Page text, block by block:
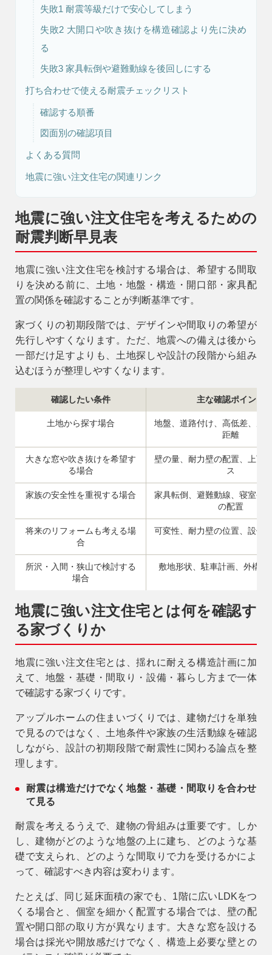
失敗1 耐震等級だけで安心してしまう
失敗2 大開口や吹き抜けを構造確認より先に決め
る
失敗3 家具転倒や避難動線を後回しにする
打ち合わせで使える耐震チェックリスト
確認する順番
図面別の確認項目
よくある質問
地震に強い注文住宅の関連リンク
地震に強い注文住宅を考えるための
耐震判断早見表
地震に強い注文住宅を検討する場合は、希望する間取
りを決める前に、土地・地盤・構造・開口部・家具配
置の関係を確認することが判断基準です。
家づくりの初期段階では、デザインや間取りの希望が
先行しやすくなります。ただ、地震への備えは後から
一部だけ足すよりも、土地探しや設計の段階から組み
込むほうが整理しやすくなります。
確認したい条件 主な確認ポイント
土地から探す場合
地盤、道路付け、高低差、周
距離
大きな窓や吹き抜けを希望す
る場合
壁の量、耐力壁の配置、上下
ス
家族の安全性を重視する場合
家具転倒、避難動線、寝室や
の配置
将来のリフォームも考える場
合
可変性、耐力壁の位置、設備
所沢・入間・狭山で検討する
場合
敷地形状、駐車計画、外構、
地震に強い注文住宅とは何を確認す
る家づくりか
地震に強い注文住宅とは、揺れに耐える構造計画に加
えて、地盤・基礎・間取り・設備・暮らし方まで一体
で確認する家づくりです。
アップルホームの住まいづくりでは、建物だけを単独
で見るのではなく、土地条件や家族の生活動線を確認
しながら、設計の初期段階で耐震性に関わる論点を整
理します。
耐震は構造だけでなく地盤・基礎・間取りを合わせ
て見る
耐震を考えるうえで、建物の骨組みは重要です。しか
し、建物がどのような地盤の上に建ち、どのような基
礎で支えられ、どのような間取りで力を受けるかによ
って、確認すべき内容は変わります。
たとえば、同じ延床面積の家でも、1階に広いLDKをつ
くる場合と、個室を細かく配置する場合では、壁の配
置や開口部の取り方が異なります。大きな窓を設ける
場合は採光や開放感だけでなく、構造上必要な壁との